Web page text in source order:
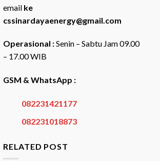
email ke
cssinardayaenergy@gmail.com
Operasional :Senin – Sabtu Jam 09.00
– 17.00 WIB
GSM & WhatsApp :
082231421177
082231018873
RELATED POST